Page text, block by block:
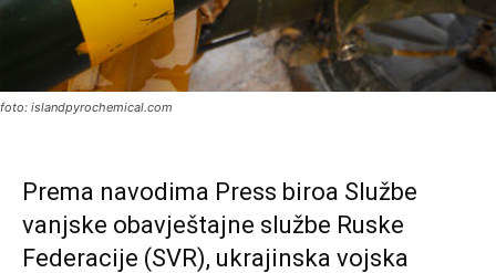
foto: islandpyrochemical.com
Prema navodima Press biroa Službe
vanjske obavještajne službe Ruske
Federacije (SVR), ukrajinska vojska